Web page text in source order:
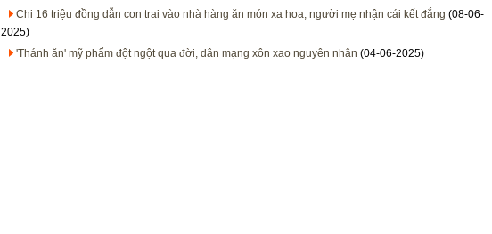
Chi 16 triệu đồng dẫn con trai vào nhà hàng ăn món xa hoa, người mẹ nhận cái kết đắng (08-06-
2025)
'Thánh ăn' mỹ phẩm đột ngột qua đời, dân mạng xôn xao nguyên nhân (04-06-2025)